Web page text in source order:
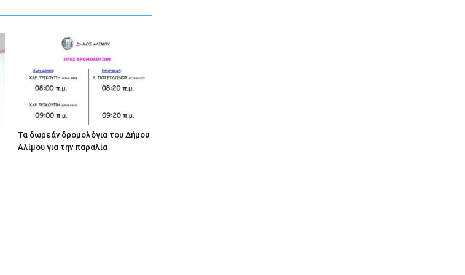
Τα δωρεάν δρομολόγια του Δήμου
Αλίμου για την παραλία